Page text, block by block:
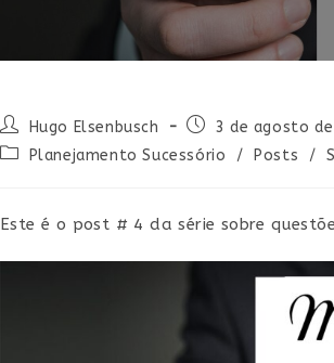
Hugo Elsenbusch
3 de agosto
Planejamento Sucessório
/ Posts /
Este é o post # 4 da série sobre